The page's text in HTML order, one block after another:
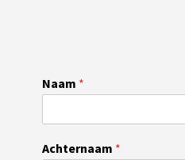
Naam *
Achternaam *